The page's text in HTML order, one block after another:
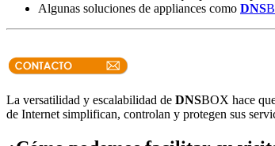
Algunas soluciones de appliances como DNS
La versatilidad y escalabilidad de DNSBOX hace
de Internet simplifican, controlan y protegen sus